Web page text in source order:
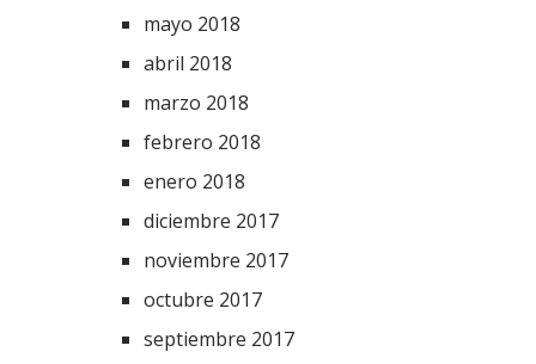
mayo 2018
abril 2018
marzo 2018
febrero 2018
enero 2018
diciembre 2017
noviembre 2017
octubre 2017
septiembre 2017